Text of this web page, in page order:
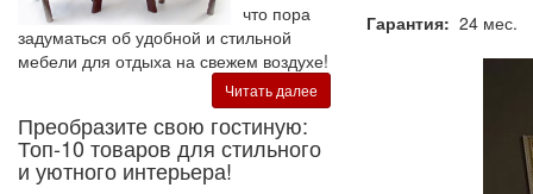
что пора
задуматься об удобной и стильной
мебели для отдыха на свежем воздухе!
Читать далее
Преобразите свою гостиную:
Топ-10 товаров для стильного
и уютного интерьера!
Гарантия: 24 мес.